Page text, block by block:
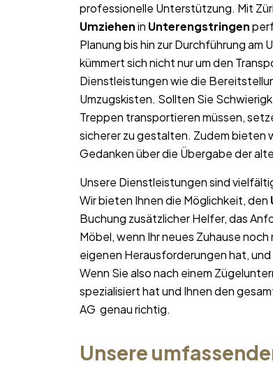
professionelle Unterstützung. Mit
Umziehenin Unterengstringen
Planung bis hin zur Durchführung am
kümmert sich nicht nur um den
Dienstleistungen wie die
Umzugskisten. Sollten Sie
Treppen transportieren müssen,
sicherer zu gestalten. Zudem bieten
Gedanken über die Übergabe der
Unsere Dienstleistungen sind
Wir bieten Ihnen die Möglichkeit, den
Buchung zusätzlicher Helfer, das
Möbel, wenn Ihr neues Zuhause
eigenen Herausforderungen hat,
Wenn Sie also nach einem
spezialisiert hat und Ihnen den
AG genau richtig.
Unsere